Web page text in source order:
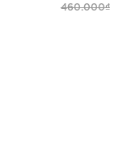
460.000₫